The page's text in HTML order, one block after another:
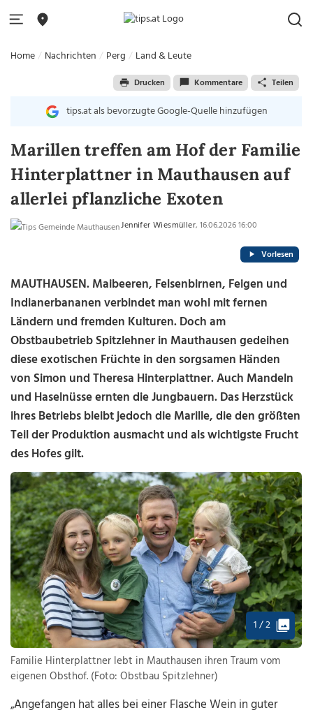
Home Nachrichten Perg Land & Leute
Drucken Kommentare Teilen
tips.at als bevorzugte Google-Quelle hinzufügen
Marillen treffen am Hof der Familie
Hinterplattner in Mauthausen auf
allerlei pflanzliche Exoten
Jennifer Wiesmüller, 16.06.2026 16:00
Vorlesen
MAUTHAUSEN. Maibeeren, Felsenbirnen, Feigen und
Indianerbananen verbindet man wohl mit fernen
Ländern und fremden Kulturen. Doch am
Obstbaubetrieb Spitzlehner in Mauthausen gedeihen
diese exotischen Früchte in den sorgsamen Händen
von Simon und Theresa Hinterplattner. Auch Mandeln
und Haselnüsse ernten die Jungbauern. Das Herzstück
ihres Betriebs bleibt jedoch die Marille, die den größten
Teil der Produktion ausmacht und als wichtigste Frucht
des Hofes gilt.
1 / 2
Familie Hinterplattner lebt in Mauthausen ihren Traum vom
eigenen Obsthof. (Foto: Obstbau Spitzlehner)
„Angefangen hat alles bei einer Flasche Wein in guter